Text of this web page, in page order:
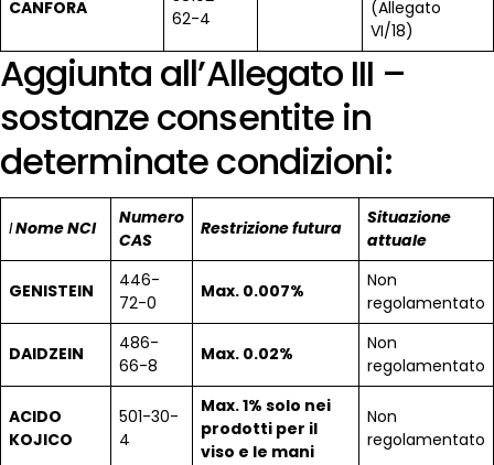
CANFORA
62-4
(Allegato
VI/18)
Aggiunta all’Allegato III –
sostanze consentite in
determinate condizioni:
INome NCI
Numero
CAS
Restrizione futura
Situazione
attuale
GENISTEIN
446-
72-0
Max. 0.007%
Non
regolamentato
DAIDZEIN
486-
66-8
Max. 0.02%
Non
regolamentato
ACIDO
KOJICO
501-30-
4
Max. 1% solo nei
prodotti per il
viso e le mani
Non
regolamentato